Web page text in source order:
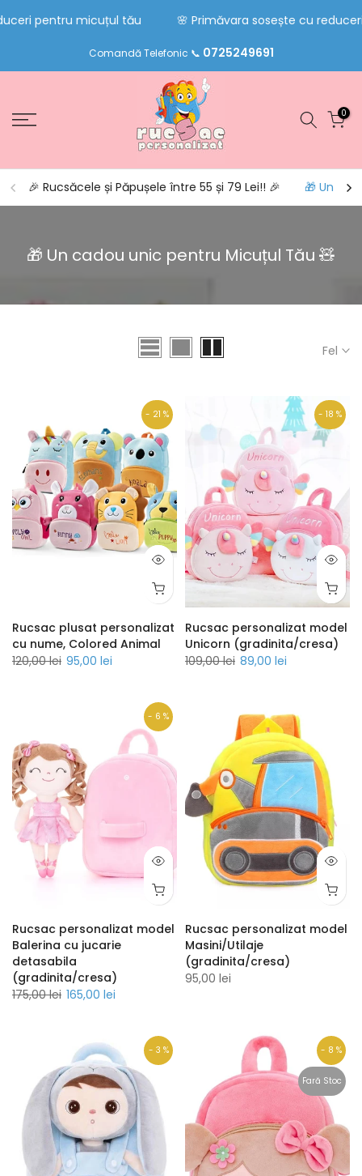
Saripentru micuțul tău 🌸 Primăvara sosește cu
Comandă Telefonic 📞 0725249691
0
🎉 Rucsăcele și Păpușele între 55 și 79 Lei!! 🎉 🎁 Un
🎁 Un cadou unic pentru Micuțul Tău 🧸
Fel
- 21 %
Rucsac plusat personalizat
cu nume, Colored Animal
120,00 lei 95,00 lei
- 18 %
Rucsac personalizat model
Unicorn (gradinita/cresa)
109,00 lei 89,00 lei
- 6 %
Rucsac personalizat model
Balerina cu jucarie
detasabila
(gradinita/cresa)
175,00 lei 165,00 lei
Rucsac personalizat model
Masini/Utilaje
(gradinita/cresa)
95,00 lei
- 3 % - 8 %
Fară Stoc